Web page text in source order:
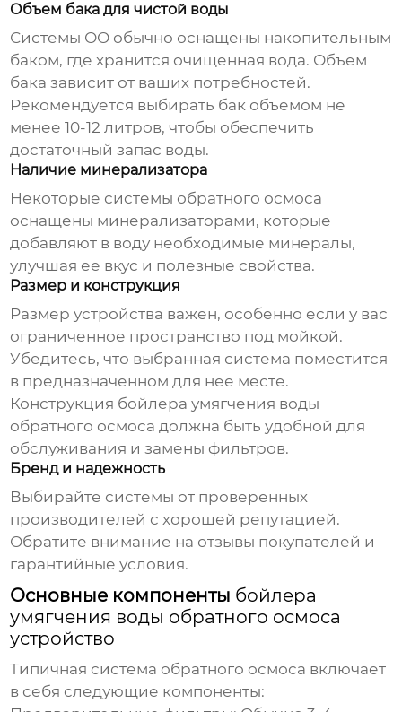
Объем бака для чистой воды
Системы ОО обычно оснащены накопительным
баком, где хранится очищенная вода. Объем
бака зависит от ваших потребностей.
Рекомендуется выбирать бак объемом не
менее 10-12 литров, чтобы обеспечить
достаточный запас воды.
Наличие минерализатора
Некоторые системы обратного осмоса
оснащены минерализаторами, которые
добавляют в воду необходимые минералы,
улучшая ее вкус и полезные свойства.
Размер и конструкция
Размерустройства важен, особенно если у вас
ограниченное пространство под мойкой.
Убедитесь, что выбранная система поместится
в предназначенном для нее месте.
Конструкция бойлера умягчения воды
обратного осмоса должна быть удобной для
обслуживания и замены фильтров.
Бренд и надежность
Выбирайте системы от проверенных
производителей с хорошей репутацией.
Обратите внимание на отзывы покупателей и
гарантийные условия.
Основные компоненты бойлера
умягчения воды обратного осмоса
устройство
Типичная система обратного осмоса включает
в себя следующие компоненты: